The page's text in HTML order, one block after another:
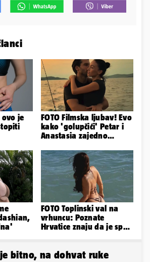
ovo je
FOTO Filmska ljubav! Evo
kako 'golupčići' Petar i
Anastasia zajedno
FOTO Toplinski val na
vrhuncu: Poznate
Hrvatice znaju da je spas
bitno, na dohvat ruke